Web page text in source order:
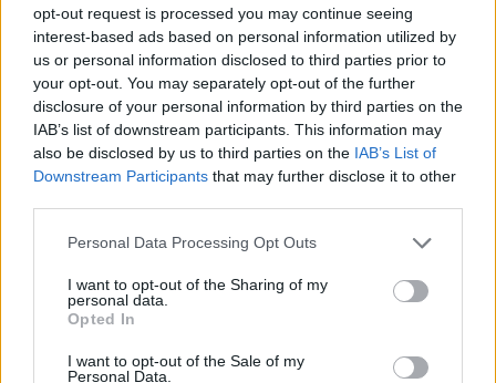
opt-out request is processed you may continue seeing
interest-based ads based on personal information utilized by
us or personal information disclosed to third parties prior to
your opt-out. You may separately opt-out of the further
disclosure of your personal information by third parties on the
IAB’s list of downstream participants. This information may
also be disclosed by us to third parties on the IAB’s List of
Downstream Participants that may further disclose it to other
Please note that this website/app uses one or more Google
not limited to your visit or usage behaviour. You may click to
grant or deny consent to Google and its third-party tags to
use your data for below specified purposes in below Google
consent section.
Personal Data Processing Opt Outs
I want to opt-out of the Sharing of my
personal data.
Opted In
I want to opt-out of the Sale of my
Personal Data.
pénzek érkezéséhez még szükségesek
ELEMZÉSEK 2026. júl. 20.